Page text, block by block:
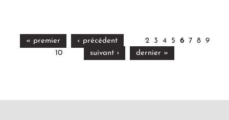
« premier ‹ précédent 2 3 4 5 6 7 8
9
10
suivant › dernier »